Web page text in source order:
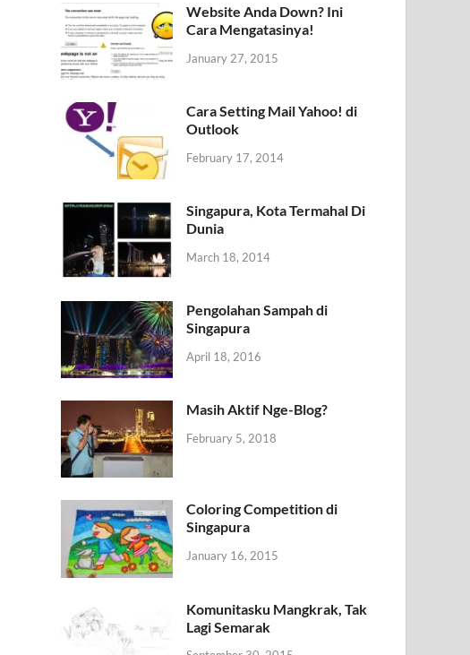
Website Anda Down? Ini
Cara Mengatasinya!
January 27, 2015
Cara Setting Mail Yahoo! di
Outlook
February 17, 2014
Singapura, Kota Termahal Di
Dunia
March 18, 2014
Pengolahan Sampah di
Singapura
April 18, 2016
Masih Aktif Nge-Blog?
February 5, 2018
Coloring Competition di
Singapura
January 16, 2015
Komunitasku Mangkrak, Tak
Lagi Semarak